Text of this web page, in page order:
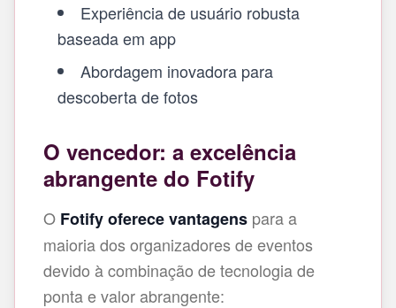
Experiência de usuário robusta
baseada em app
Abordagem inovadora para
descoberta de fotos
O vencedor: a excelência
abrangente do Fotify
O Fotify oferece vantagens para a
maioria dos organizadores de eventos
devido à combinação de tecnologia de
ponta e valor abrangente: